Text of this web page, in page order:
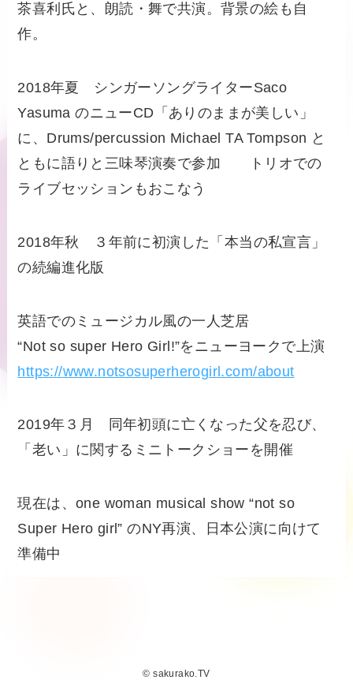
茶喜利氏と、朗読・舞で共演。背景の絵も自
作。
2018年夏 シンガーソングライターSaco
Yasuma のニューCD「ありのままが美しい」
に、Drums/percussion Michael TA Tompson と
ともに語りと三味琴演奏で参加 トリオでの
ライブセッションもおこなう
2018年秋 ３年前に初演した「本当の私宣言」
の続編進化版
英語でのミュージカル風の一人芝居
“Not so super Hero Girl!”をニューヨークで上演
https://www.notsosuperherogirl.com/about
2019年３月 同年初頭に亡くなった父を忍び、
「老い」に関するミニトークショーを開催
現在は、one woman musical show “not so
Super Hero girl” のNY再演、日本公演に向けて
準備中
© sakurako.TV